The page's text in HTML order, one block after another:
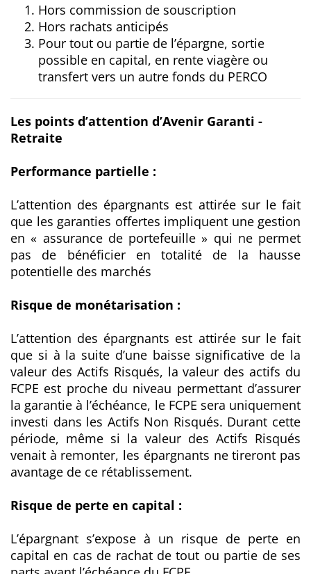
Hors commission de souscription
Hors rachats anticipés
Pour tout ou partie de l’épargne, sortie
possible en capital, en rente viagère ou
transfert vers un autre fonds du PERCO
Les points d’attention d’Avenir Garanti -
Retraite
Performance partielle :
L’attention des épargnants est attirée sur le fait
que les garanties offertes impliquent une gestion
en « assurance de portefeuille » qui ne permet
pas de bénéficier en totalité de la hausse
potentielle des marchés
Risque de monétarisation :
L’attention des épargnants est attirée sur le fait
que si à la suite d’une baisse significative de la
valeur des Actifs Risqués, la valeur des actifs du
FCPE est proche du niveau permettant d’assurer
la garantie à l’échéance, le FCPE sera uniquement
investi dans les Actifs Non Risqués. Durant cette
période, même si la valeur des Actifs Risqués
venait à remonter, les épargnants ne tireront pas
avantage de ce rétablissement.
Risque de perte en capital :
L’épargnant s’expose à un risque de perte en
capital en cas de rachat de tout ou partie de ses